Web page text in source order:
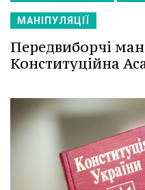
МАНІПУЛЯЦІЇ
Передвиборчі
Конституційна